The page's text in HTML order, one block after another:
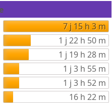
7 j 15 h 3 m
1 j 22 h 50 m
1 j 19 h 28 m
1 j 3 h 55 m
1 j 3 h 52 m
16 h 22 m